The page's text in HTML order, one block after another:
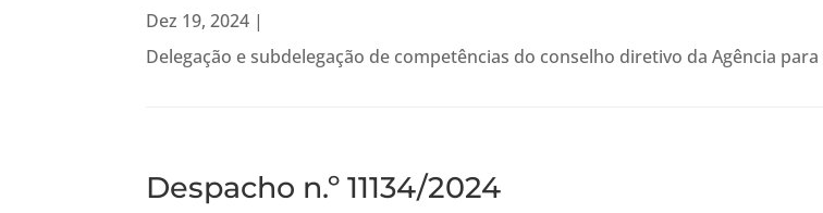
Dez 19, 2024 |
Delegação e subdelegação de competências do conselho diretivo da Agência
Despacho n.º 11134/2024